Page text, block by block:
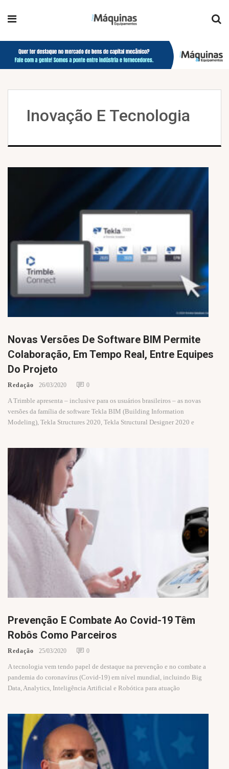
Inovação E Tecnologia
Novas Versões De Software BIM Permite
Colaboração, Em Tempo Real, Entre Equipes
Do Projeto
Redação 26/03/2020 0
A Trimble apresenta – inclusive para os usuários brasileiros – as novas
versões da família de software Tekla BIM (Building Information
Modeling), Tekla Structures 2020, Tekla Structural Designer 2020 e
Prevenção E Combate Ao Covid-19 Têm
Robôs Como Parceiros
Redação 25/03/2020 0
A tecnologia vem tendo papel de destaque na prevenção e no combate a
pandemia do coronavírus (Covid-19) em nível mundial, incluindo Big
Data, Analytics, Inteligência Artificial e Robótica para atuação